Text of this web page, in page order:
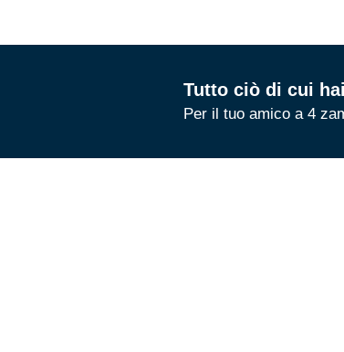
Tutto ciò di cui
Per il tuo amico a 4